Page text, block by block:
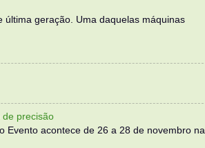
geração. Uma daquelas máquinas
de precisão
Evento acontece de 26 a 28 de novembro na